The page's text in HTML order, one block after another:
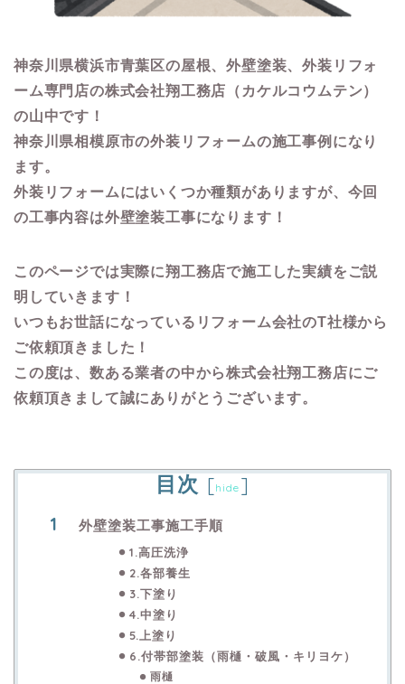
神奈川県横浜市青葉区の屋根、外壁塗装、外装リフォ
ーム専門店の株式会社翔工務店（カケルコウムテン）
の山中です！
神奈川県相模原市の外装リフォームの施工事例になり
ます。
外装リフォームにはいくつか種類がありますが、今回
の工事内容は外壁塗装工事になります！
このページでは実際に翔工務店で施工した実績をご説
明していきます！
いつもお世話になっているリフォーム会社のT社様から
ご依頼頂きました！
この度は、数ある業者の中から株式会社翔工務店にご
依頼頂きまして誠にありがとうございます。
目次 [hide ]
外壁塗装工事施工手順
1.高圧洗浄
2.各部養生
3.下塗り
4.中塗り
5.上塗り
6.付帯部塗装（雨樋・破風・キリヨケ）
雨樋